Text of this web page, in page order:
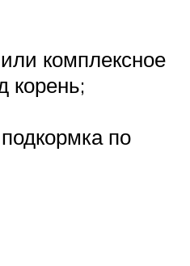
комплексное
корень;
по